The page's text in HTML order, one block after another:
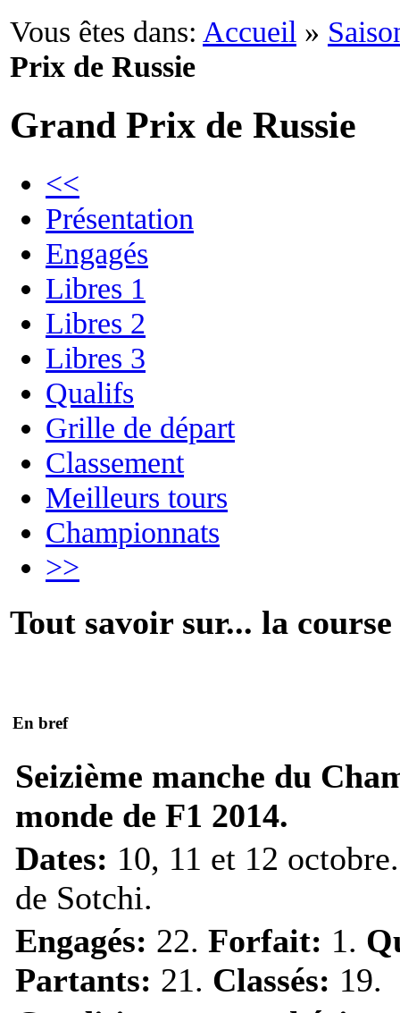
Vous êtes dans: Accueil »
Prix de Russie
Grand Prix de Russie
<<
Présentation
Engagés
Libres 1
Libres 2
Libres 3
Qualifs
Grille de départ
Classement
Meilleurs tours
Championnats
>>
Tout savoir sur... la course
En bref
Seizième manche du
monde de F1 2014.
Dates: 10, 11 et 12
de Sotchi.
Engagés: 22. Forfait: 1.
Partants: 21. Classés: 19.